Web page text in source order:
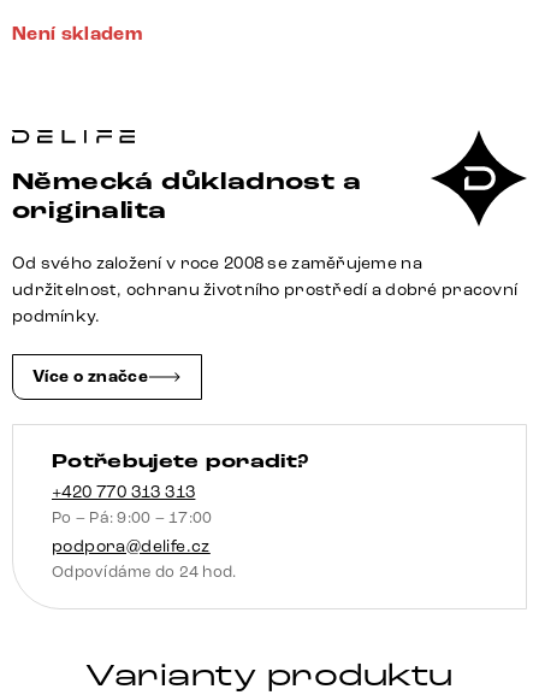
Není skladem
Německá důkladnost a
originalita
Od svého založení v roce 2008 se zaměřujeme na
udržitelnost, ochranu životního prostředí a dobré pracovní
podmínky.
Více o značce
Potřebujete poradit?
+420 770 313 313
Po – Pá: 9:00 – 17:00
podpora@delife.cz
Odpovídáme do 24 hod.
Varianty produktu